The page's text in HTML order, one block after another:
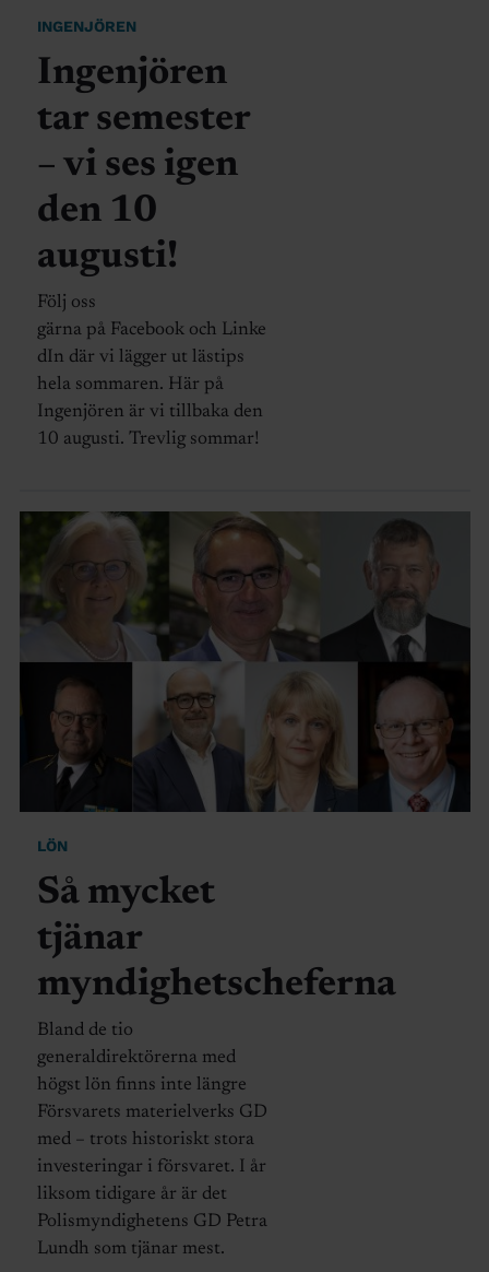
INGENJÖREN
Ingenjören
tar semester
– vi ses igen
den 10
augusti!
Följ oss
gärna på Facebook och Linke
dIn där vi lägger ut lästips
hela sommaren. Här på
Ingenjören är vi tillbaka den
10 augusti. Trevlig sommar!
LÖN
Så mycket
tjänar
myndighetscheferna
Bland de tio
generaldirektörerna med
högst lön finns inte längre
Försvarets materielverks GD
med – trots historiskt stora
investeringar i försvaret. I år
liksom tidigare år är det
Polismyndighetens GD Petra
Lundh som tjänar mest.